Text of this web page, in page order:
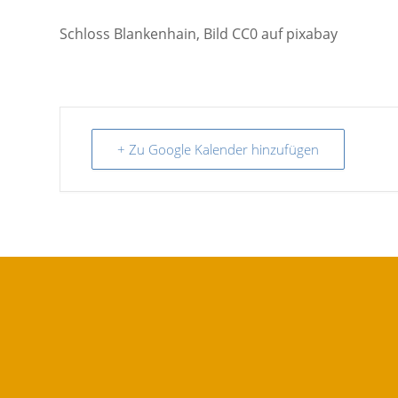
Schloss Blankenhain, Bild CC0 auf pixabay
+ Zu Google Kalender hinzufügen